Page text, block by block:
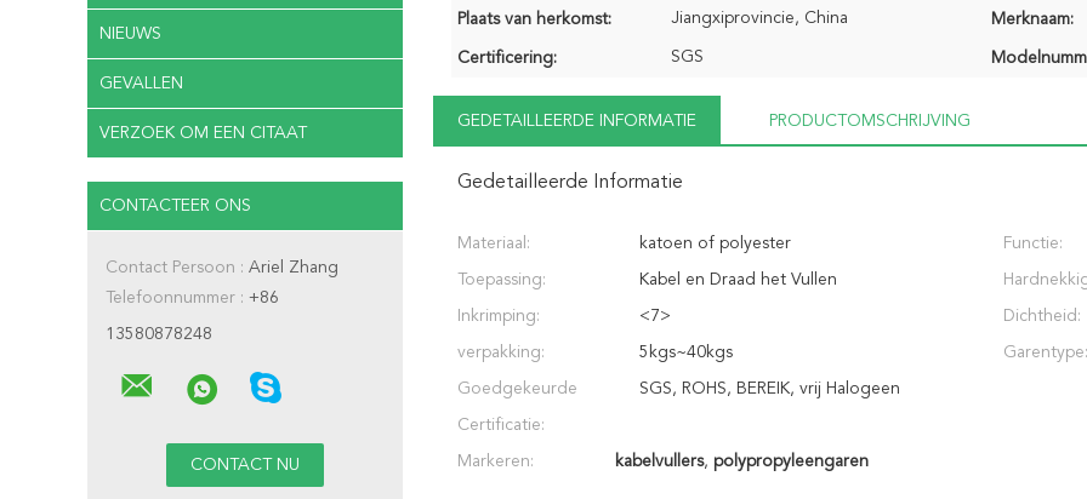
NIEUWS
GEVALLEN
VERZOEK OM EEN CITAAT
CONTACTEER ONS
Contact Persoon : Ariel Zhang
Telefoonnummer : +86
13580878248
Plaats van herkomst: Jiangxiprovincie, China Merknaam:
Certificering: SGS
GEDETAILLEERDE INFORMATIE PRODUCTOMSCHRIJVING
Gedetailleerde Informatie
Materiaal: katoen of polyester Functie:
Toepassing: Kabel en Draad het Vullen
Inkrimping: <7> Dichtheid:
verpakking: 5kgs~40kgs Garentype:
Goedgekeurde
Certificatie:
SGS, ROHS, BEREIK, vrij Halogeen
Markeren: kabelvullers, polypropyleengaren